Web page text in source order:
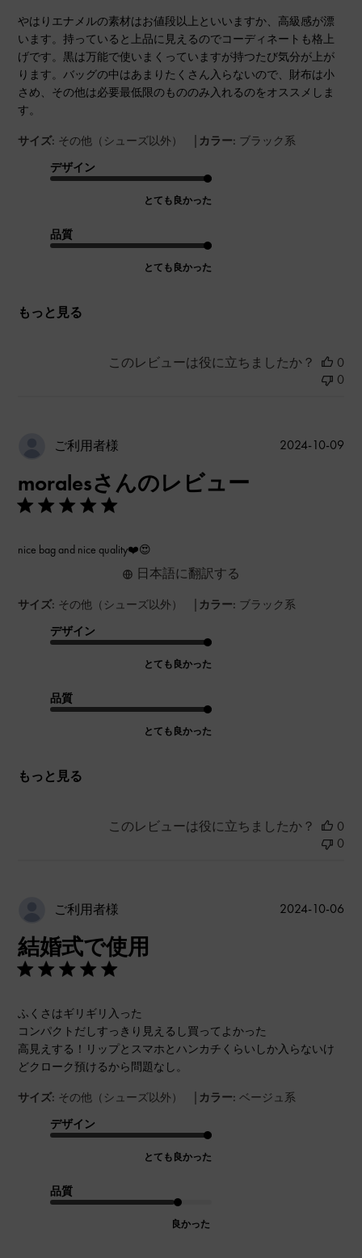
やはりエナメルの素材はお値段以上といいますか、高級感が漂
います。持っていると上品に見えるのでコーディネートも格上
げです。黒は万能で使いまくっていますが持つたび気分が上が
ります。バッグの中はあまりたくさん入らないので、財布は小
さめ、その他は必要最低限のもののみ入れるのをオススメしま
す。
サイズ: その他（シューズ以外） | カラー: ブラック系
デザイン
とても良かった
品質
とても良かった
もっと見る
このレビューは役に立ちましたか？
0
0
ご利用者様
moralesさんのレビュー
nice bag and nice quality❤️😍
サイズ: その他（シューズ以外） | カラー: ブラック系
デザイン
とても良かった
品質
とても良かった
もっと見る
日本語に翻訳する
公
2024-10-09
このレビューは役に立ちましたか？
0
0
ご利用者様
結婚式で使用
ふくさはギリギリ入った
コンパクトだしすっきり見えるし買ってよかった
高見えする！リップとスマホとハンカチくらいしか入らないけ
どクローク預けるから問題なし。
サイズ: その他（シューズ以外） | カラー: ベージュ系
デザイン
とても良かった
品質
良かった
公
2024-10-06